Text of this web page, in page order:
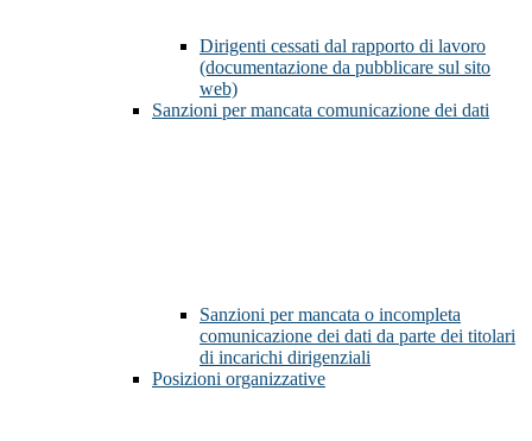
Dirigenti cessati dal rapporto di lavoro
(documentazione da pubblicare sul sito
web)
Sanzioni per mancata comunicazione dei dati
Sanzioni per mancata o incompleta
comunicazione dei dati da parte dei titolari
di incarichi dirigenziali
Posizioni organizzative